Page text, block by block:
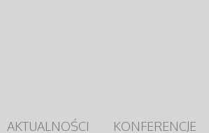
AKTUALNOŚCI
KONFERENCJE